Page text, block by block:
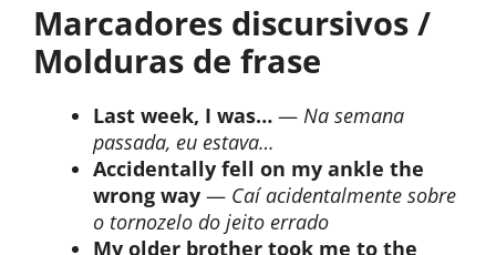
Marcadores discursivos /
Molduras de frase
Last week, I was… — Na semana
passada, eu estava…
Accidentally fell on my ankle the
wrong way — Caí acidentalmente sobre
o tornozelo do jeito errado
My older brother took me to the